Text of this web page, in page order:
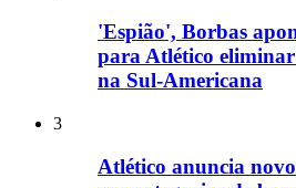
'Espião', Borbas
para Atlético
na Sul-Americana
3
Atlético anuncia